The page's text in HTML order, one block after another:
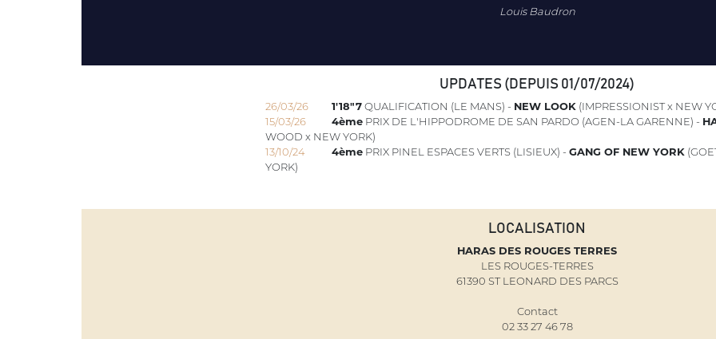
Louis Baudron
UPDATES (DEPUIS 01/07/2024)
26/03/26 1'18"7QUALIFICATION (LE MANS) - NEW LOOK(IMPRESSIONIST x NEW
15/03/26
4èmePRIX DE L'HIPPODROME DE SAN PARDO (AGEN-LA GARENNE) -
WOOD x NEW YORK)
13/10/24
4èmePRIX PINEL ESPACES VERTS (LISIEUX) - GANG OF NEW YORK
YORK)
LOCALISATION
HARAS DES ROUGES TERRES
LES ROUGES-TERRES
61390 ST LEONARD DES PARCS
Contact
02 33 27 46 78